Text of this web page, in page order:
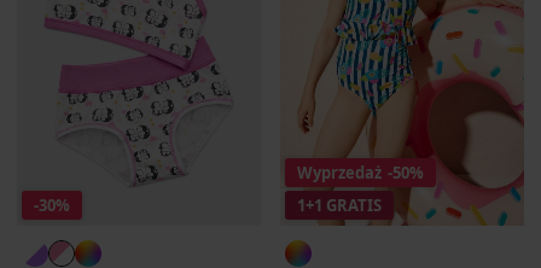
-30%
Wyprzedaż -50%
1+1 GRATIS